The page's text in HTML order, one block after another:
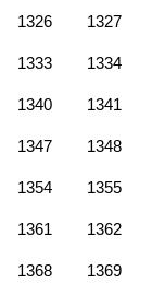
1326 1327
1333 1334
1340 1341
1347 1348
1354 1355
1361 1362
1368 1369